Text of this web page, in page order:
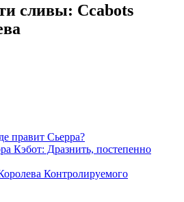
сливы: Ccabots
правит Сьерра?
Кэбот: Дразнить, постепенно
Контролируемого